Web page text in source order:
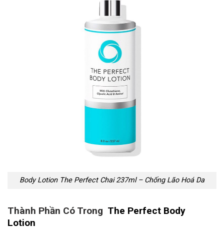
Body Lotion The Perfect Chai 237ml – Chống Lão Hoá Da
Thành Phần Có Trong The Perfect Body
Lotion